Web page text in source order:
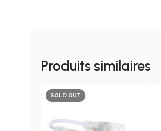
Produits similaires
SOLD OUT